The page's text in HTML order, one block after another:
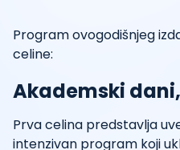
Program ovogodišnjeg
celine:
Akademski dani,
Prva celina predstavlja
intenzivan program koji